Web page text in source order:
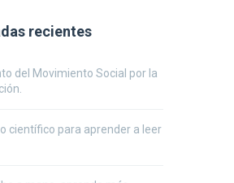
recientes
del Movimiento Social por la
científico para aprender a leer